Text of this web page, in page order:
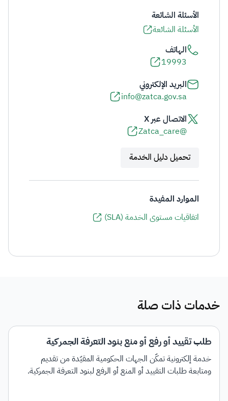
الأسئلة الشائعة
الأسئلة الشائعة
الهاتف
19993
البريد الإلكتروني
info@zatca.gov.sa
الاتصال عبر X
@Zatca_care
تحميل دليل الخدمة
الموارد المفيدة
اتفاقيات مستوى الخدمة (SLA)
خدمات ذات صلة
طلب تقييد أو رفع أو منع بنود التعرفة الجمركية
خدمة إلكترونية تمكّن الجهات الحكومية المقيّدة من تقديم
ومتابعة طلبات التقييد أو المنع أو الرفع لبنود التعرفة الجمركية.